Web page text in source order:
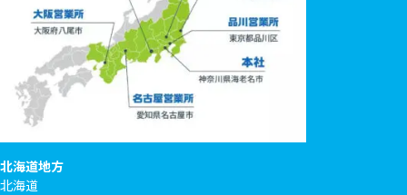
北海道地方
北海道